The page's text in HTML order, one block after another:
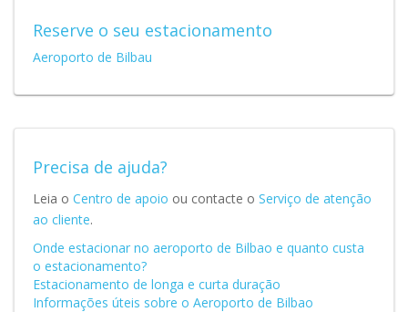
Reserve o seu estacionamento
Aeroporto de Bilbau
Precisa de ajuda?
Leia o Centro de apoio ou contacte o Serviço de atenção
ao cliente.
Onde estacionar no aeroporto de Bilbao e quanto custa
o estacionamento?
Estacionamento de longa e curta duração
Informações úteis sobre o Aeroporto de Bilbao